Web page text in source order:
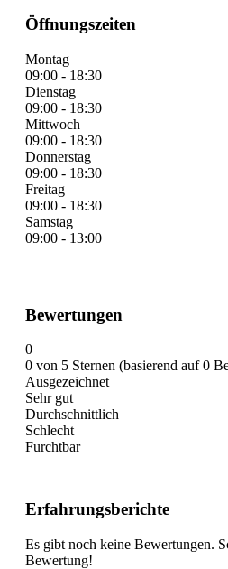
Öffnungszeiten
Montag
09:00 - 18:30
Dienstag
09:00 - 18:30
Mittwoch
09:00 - 18:30
Donnerstag
09:00 - 18:30
Freitag
09:00 - 18:30
Samstag
09:00 - 13:00
Bewertungen
0
0 von 5 Sternen (basierend auf 0
Ausgezeichnet
Sehr gut
Durchschnittlich
Schlecht
Furchtbar
Erfahrungsberichte
Es gibt noch keine Bewertungen.
Bewertung!